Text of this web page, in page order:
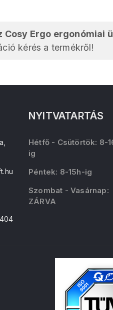
Cosy Ergo ergonómiai
kérés a termékről!
NYITVATARTÁS
Hétfő - Csütörtök: 8-
ig
Péntek: 8-15h-ig
Szombat - Vasárnap:
ZÁRVA